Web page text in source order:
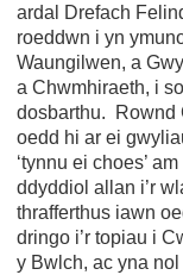
ardal Drefach
roeddwn i yn
Waungilwen, a
a Chwmhiraeth, i
dosbarthu. Rownd
oedd hi ar ei
‘tynnu ei choes’
ddyddiol allan i’r
thrafferthus iawn
dringo i’r topiau i
y Bwlch, ac yna